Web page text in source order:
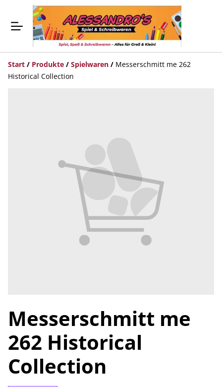
Start / Produkte / Spielwaren / Messerschmitt me 262
Historical Collection
Messerschmitt me
262 Historical
Collection